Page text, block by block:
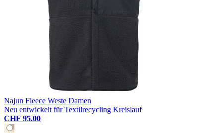
Najun Fleece Weste Damen
Neu entwickelt für Textilrecycling Kreislauf
CHF 95.00